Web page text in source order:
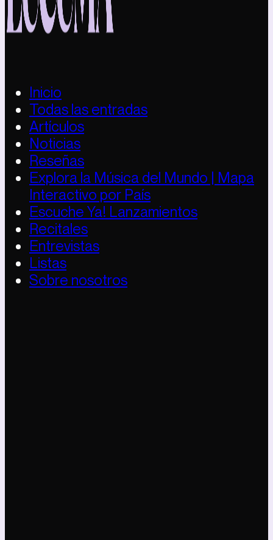
Inicio
Todas las entradas
Artículos
Noticias
Reseñas
Explora la Música del Mundo | Mapa
Interactivo por País
Escuche Ya! Lanzamientos
Recitales
Entrevistas
Listas
Sobre nosotros